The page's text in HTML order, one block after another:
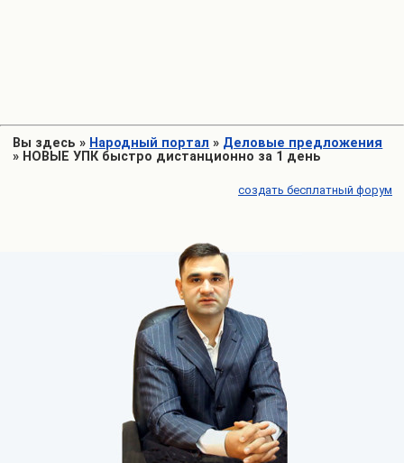
Вы здесь » Народный портал » Деловые предложения
» НОВЫЕ УПК быстро дистанционно за 1 день
создать бесплатный форум